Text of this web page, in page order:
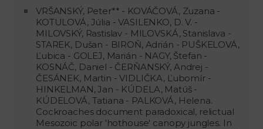
VRŠANSKÝ, Peter** - KOVÁČOVÁ, Zuzana -
KOTULOVÁ, Júlia - VASILENKO, D. V. -
MILOVSKÝ, Rastislav - MILOVSKÁ, Stanislava -
STAREK, Dušan - BIROŇ, Adrián - PUŠKELOVÁ,
Ľubica - GOLEJ, Marián - NAGY, Štefan -
KOSNÁČ, Daniel - ČERŇANSKÝ, Andrej -
ČESÁNEK, Martin - VIDLIČKA, Ľubomír -
HINKELMAN, Jan - KÚDELA, Matúš -
KÚDELOVÁ, Tatiana - PALKOVÁ, Helena.
Cockroaches document paradoxical, relictual
Mesozoic polar 'hothouse' canopy jungles. In